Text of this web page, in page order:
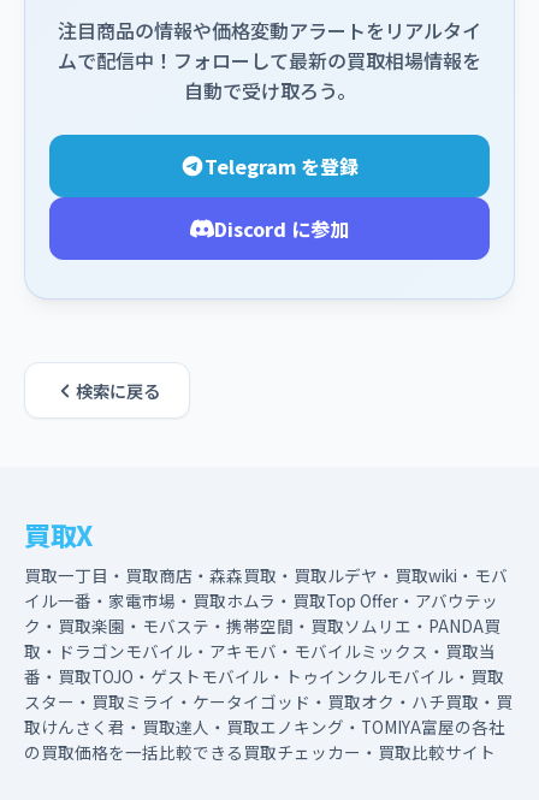
注目商品の情報や価格変動アラートをリアルタイ
ムで配信中！フォローして最新の買取相場情報を
自動で受け取ろう。
Telegram を登録
Discord に参加
検索に戻る
買取X
買取一丁目・買取商店・森森買取・買取ルデヤ・買取wiki・モバ
イル一番・家電市場・買取ホムラ・買取Top Offer・アバウテッ
ク・買取楽園・モバステ・携帯空間・買取ソムリエ・PANDA買
取・ドラゴンモバイル・アキモバ・モバイルミックス・買取当
番・買取TOJO・ゲストモバイル・トゥインクルモバイル・買取
スター・買取ミライ・ケータイゴッド・買取オク・ハチ買取・買
取けんさく君・買取達人・買取エノキング・TOMIYA富屋の各社
の買取価格を一括比較できる買取チェッカー・買取比較サイト